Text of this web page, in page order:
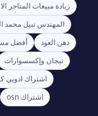
زيادة مبيعات المتاجر
المهندس نبيل محمد
دهن العود
أفضل
تيجان وإكسسوارات
اشتراك ادوبي
اشتراك osn